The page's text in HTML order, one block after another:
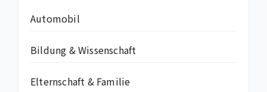
Automobil
Bildung & Wissenschaft
Elternschaft & Familie